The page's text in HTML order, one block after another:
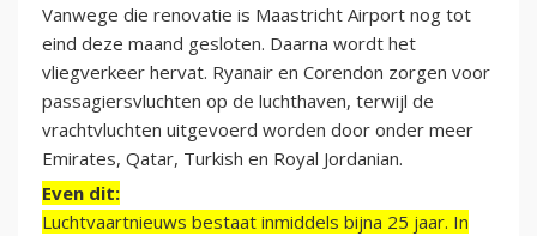
Vanwege die renovatie is Maastricht Airport nog tot
eind deze maand gesloten. Daarna wordt het
vliegverkeer hervat. Ryanair en Corendon zorgen voor
passagiersvluchten op de luchthaven, terwijl de
vrachtvluchten uitgevoerd worden door onder meer
Emirates, Qatar, Turkish en Royal Jordanian.
Even dit:
Luchtvaartnieuws bestaat inmiddels bijna 25 jaar. In